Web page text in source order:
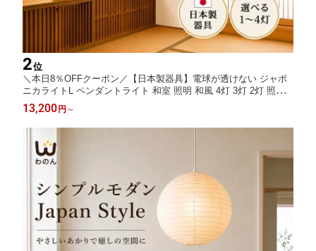
2位
＼本日8％OFFクーポン／【日本製器具】電球が透けない ジャポ
ニカライトL ペンダントライト 和室 照明 和風 4灯 3灯 2灯 照明
器具 和モダン 和 天井照明 シーリングライト ペンダント照明 6畳
8畳 10畳 12畳 明るい インテリア照明 リビング 和風照明器具 和
風
13,200円 ～